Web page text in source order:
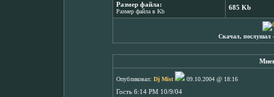
Размер файла:
Размер файла в Kb
685 Kb
Скачал, послушал
Опубликовал: Dj Mist
09.10.2004 @ 18:16
Гость 6:14 PM 10/9/04